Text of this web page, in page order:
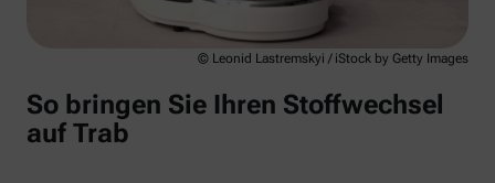
© Leonid Lastremskyi / iStock by Getty Images
So bringen Sie Ihren Stoffwechsel
auf Trab